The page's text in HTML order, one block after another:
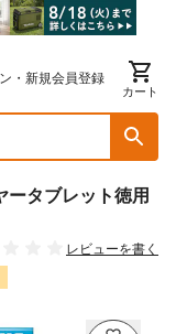
・新規会員登録
カート
ータブレット徳用
レビューを書く